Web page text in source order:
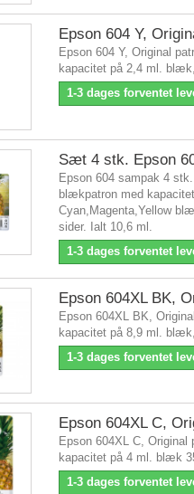
Epson 604 Y,
Epson 604 Y, Original
kapacitet på 2,4 ml.
1-3 dages forventet
Sæt 4 stk. Epson
Epson 604 sampak 4
blækpatron med
Cyan,Magenta,Yellow
sider. Ialt 10,6 ml.
1-3 dages forventet
Epson 604XL BK,
Epson 604XL BK,
kapacitet på 8,9 ml.
1-3 dages forventet
Epson 604XL C,
Epson 604XL C,
kapacitet på 4 ml. blæk
1-3 dages forventet